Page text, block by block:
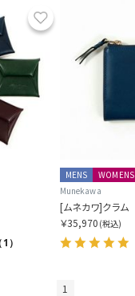
お気に入り
1）
MENS
WOMENS
Munekawa
[ムネカワ]クラム
￥35,970 (税込)
1